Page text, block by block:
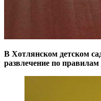
В Хотлянском детском
развлечение по